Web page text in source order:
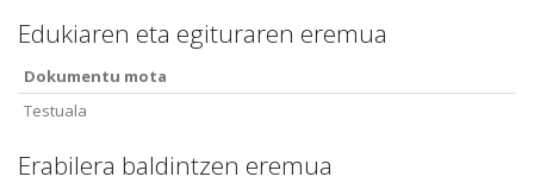
Edukiaren eta egituraren eremua
Dokumentu mota
Testuala
Erabilera baldintzen eremua